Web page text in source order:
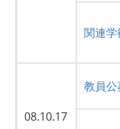
関連
08.10.17
教員公